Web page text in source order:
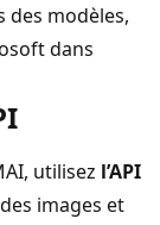
des modèles,
dans
utilisez l’API
images et